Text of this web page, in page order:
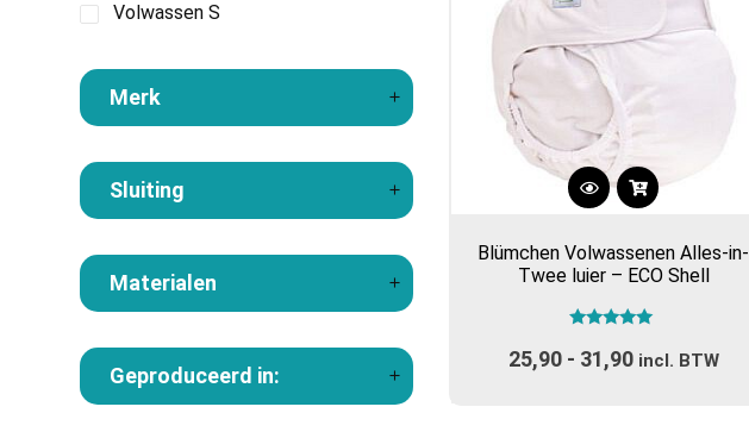
Volwassen S
Merk
Sluiting
Materialen
Geproduceerd in:
Dit
heeft
meerdere
variaties.
optie
Blümchen Volwassenen Alles-in-
Twee luier – ECO Shell
5.00
uit 5
25,90 - 31,90Prijsklasse:
incl. BTW